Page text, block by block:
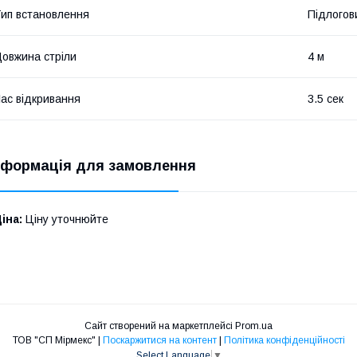
встановлення
стріли 4 м
відкривання 3.5 сек
для замовлення
Ціну уточнюйте
Сайт створений на маркетплейсі Prom.ua
Поскаржитися на контент
Політика конфіденційності